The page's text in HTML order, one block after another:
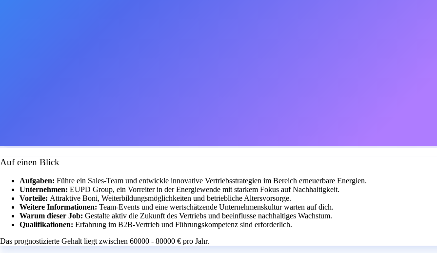
Auf einen Blick
Aufgaben: Führe ein Sales-Team und entwickle innovative Vertriebsstrategien im Bereich erneuerbare Energien.
Unternehmen: EUPD Group, ein Vorreiter in der Energiewende mit starkem Fokus auf Nachhaltigkeit.
Vorteile: Attraktive Boni, Weiterbildungsmöglichkeiten und betriebliche Altersvorsorge.
Weitere Informationen: Team-Events und eine wertschätzende Unternehmenskultur warten auf dich.
Warum dieser Job: Gestalte aktiv die Zukunft des Vertriebs und beeinflusse nachhaltiges Wachstum.
Qualifikationen: Erfahrung im B2B-Vertrieb und Führungskompetenz sind erforderlich.
Das prognostizierte Gehalt liegt zwischen 60000 - 80000 € pro Jahr.